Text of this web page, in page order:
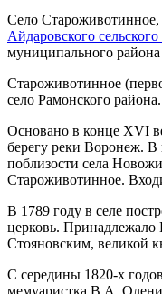
Село Староживотинное,
Айдаровского
муниципального
Староживотинное
село Рамонского района.
Основано в конце XVI
берегу реки Воронеж. В
поблизости села
Староживотинное.
В 1789 году в селе
церковь.
Стояновским, великой
С середины 1820-х
мемуаристка В.А.